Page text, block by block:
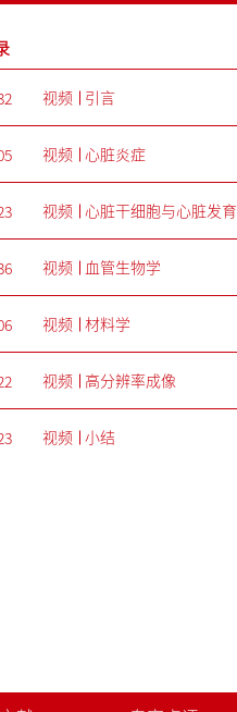
视频 引言
视频 心脏炎症
视频 心脏干细胞与心脏发育
视频 血管生物学
视频 材料学
视频 高分辨率成像
视频 小结